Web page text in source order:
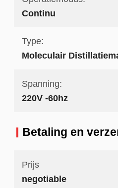
Continu
Type:
Moleculair
Spanning:
220V -60hz
Betaling en
Prijs
negotiable